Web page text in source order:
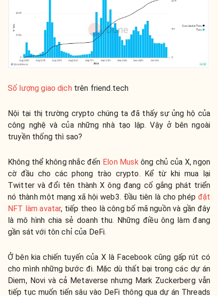
Số lượng giao dịchtrên friend.tech
Nội tại thị trường crypto chúng ta đã thấy sự ủng hộ của
công nghệ và của những nhà tạo lập. Vậy ở bên ngoài
truyền thống thì sao?
Không thể không nhắc đến Elon Muskông chủ của X, ngọn
cờ đầu cho các phong trào crypto. Kể từ khi mua lại
Twitter và đổi tên thành X ông đang cố gắng phát triển
nó thành một mạng xã hội web3. Đầu tiên là cho phép đặt
NFT làm avatar, tiếp theo là công bố mã nguồn và gần đây
là mô hình chia sẻ doanh thu. Những điều ông làm đang
gần sát với tôn chỉ của DeFi.
Ở bên kia chiến tuyến của X là Facebook cũng gấp rút có
cho mình những bước đi. Mặc dù thất bại trong các dự án
Diem, Novi và cả Metaverse nhưng Mark Zuckerberg vẫn
tiếp tục muốn tiến sâu vào DeFi thông qua dự án Threads